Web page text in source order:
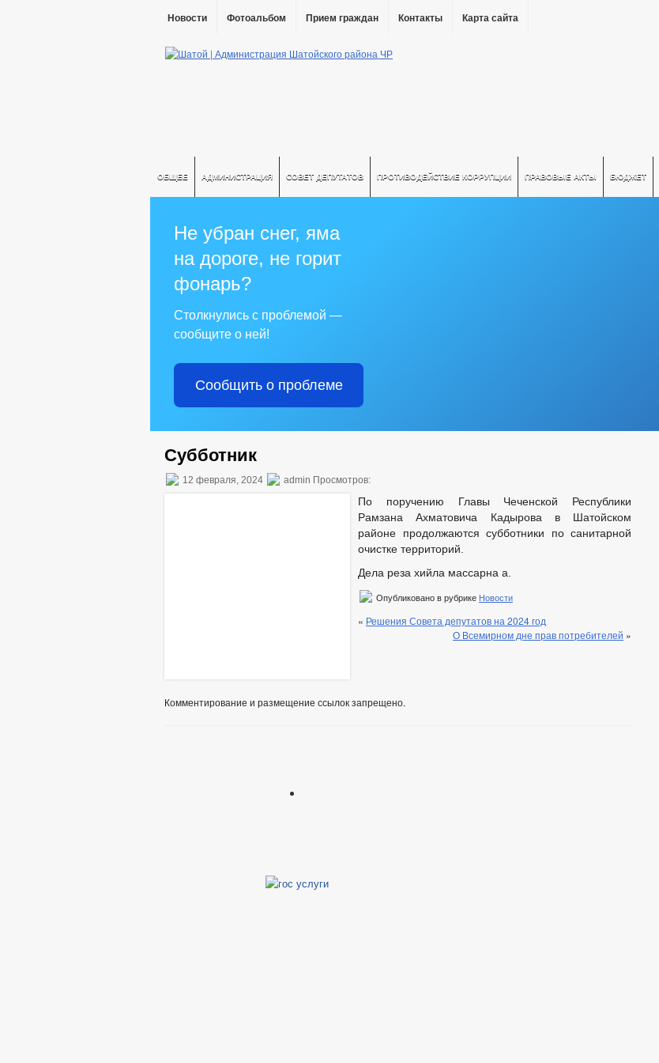
Новости Фотоальбом Прием граждан Контакты Карта сайта
ОБЩЕЕ АДМИНИСТРАЦИЯ СОВЕТ ДЕПУТАТОВ ПРОТИВОДЕЙСТВИЕ КОРРУПЦИИ ПРАВОВЫЕ АКТЫ БЮДЖЕТ
Не убран снег, яма
на дороге, не горит
фонарь?
Столкнулись с проблемой —
сообщите о ней!
Сообщить о проблеме
Субботник
12 февраля, 2024 admin Просмотров:
По поручению Главы Чеченской Республики
Рамзана Ахматовича Кадырова в Шатойском
районе продолжаются субботники по санитарной
очистке территорий.
Дела реза хийла массарна а.
Опубликовано в рубрике Новости
« Решения Совета депутатов на 2024 год
О Всемирном дне прав потребителей »
Комментирование и размещение ссылок запрещено.